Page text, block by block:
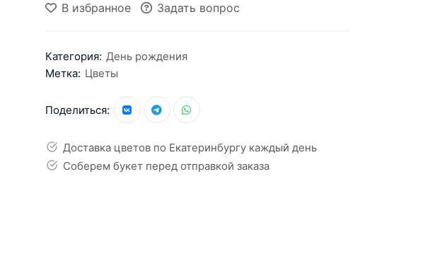
В избранное Задать вопрос
Категория: День рождения
Метка: Цветы
Поделиться:
Доставка цветов по Екатеринбургу каждый день
Соберем букет перед отправкой заказа